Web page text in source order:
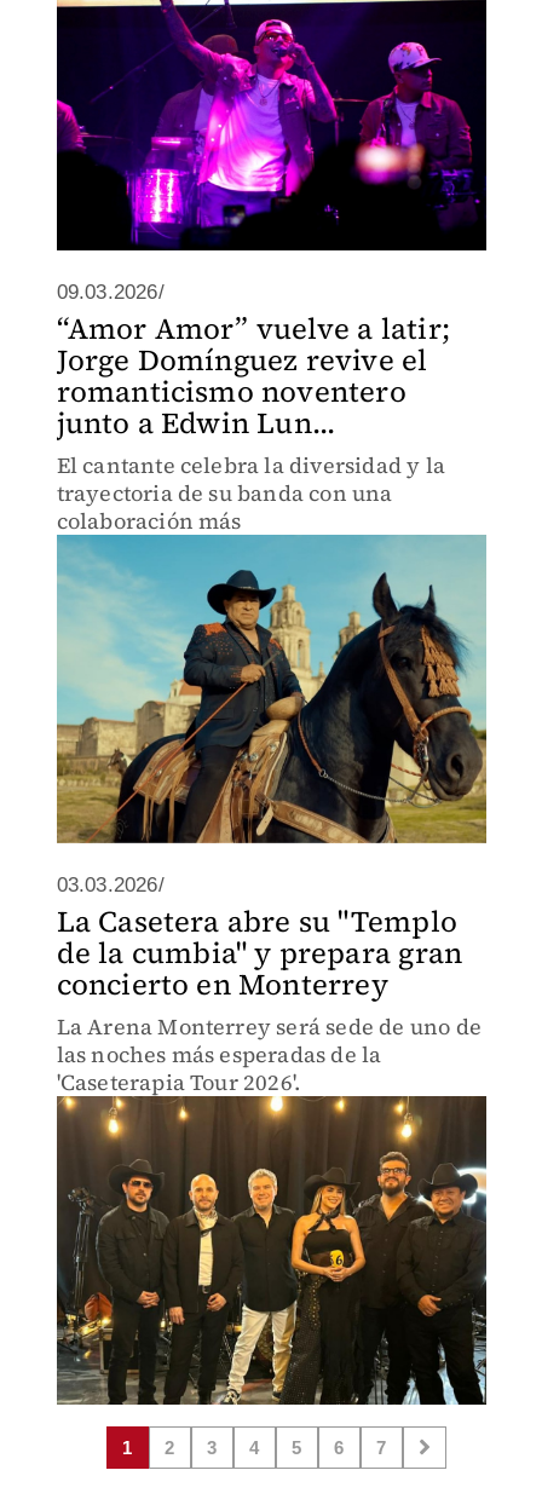
09.03.2026/
“Amor Amor” vuelve a latir;
Jorge Domínguez revive el
romanticismo noventero
junto a Edwin Lun...
El cantante celebra la diversidad y la
trayectoria de su banda con una
colaboración más
03.03.2026/
La Casetera abre su "Templo
de la cumbia" y prepara gran
concierto en Monterrey
La Arena Monterrey será sede de uno de
las noches más esperadas de la
'Caseterapia Tour 2026'.
1 2 3 4 5 6 7